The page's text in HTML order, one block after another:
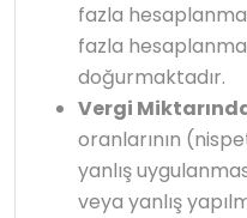
fazla
fazla
doğurmaktadır.
Vergi
oranlarının
yanlış
veya yanlış